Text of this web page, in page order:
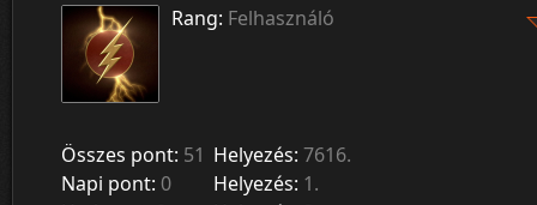
Rang: Felhasználó
Összes pont: 51 Helyezés: 7616.
Napi pont: 0 Helyezés: 1.